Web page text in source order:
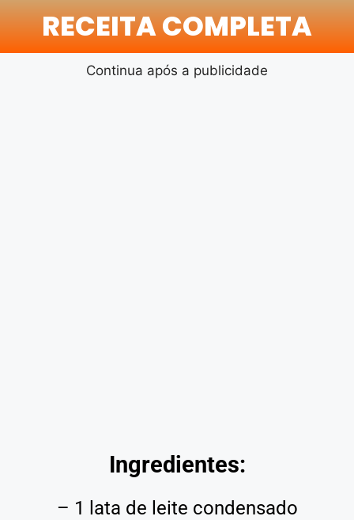
RECEITA COMPLETA
Continua após a publicidade
Ingredientes:
– 1 lata de leite condensado